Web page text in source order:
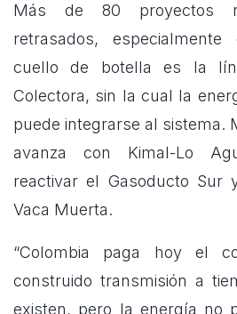
Más de 80 proyectos
retrasados,
cuello de botella es la
Colectora, sin la cual la
puede integrarse al sistema.
avanza con Kimal-Lo
reactivar el Gasoducto Sur
Vaca Muerta.
“Colombia paga hoy el
construido transmisión a
existen, pero la energía no